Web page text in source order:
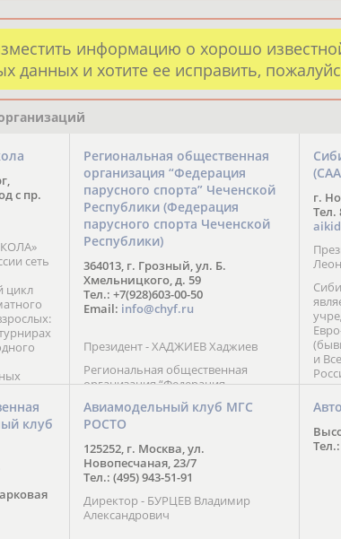
информацию о хорошо
данных и хотите ее исправить,
с пр.
сеть
цикл
уроков
Региональная общественная
организация “Федерация
парусного спорта” Чеченской
Республики (Федерация
парусного спорта Чеченской
Республики)
364013, г. Грозный, ул. Б.
Хмельницкого, д. 59
Тел.: +7(928)603-00-50
Email: info@chyf.ru
Президент - ХАДЖИЕВ Хаджиев
Региональная общественная
организация “Федерация
парусного спорта” Чеченской
Республики начала свою
деятельность в декабре 2016 года.
Миссия федерации состоит в
популяризации парусного спорта,
привлечении и содействии
развитию спорта в этом регионе и
спортсменов на российских и
международных соревнованиях.
г.
Тел.
и
клуб
Авиамодельный клуб МГС
РОСТО
125252, г. Москва, ул.
Новопесчаная, 23/7
Тел.: (495) 943-51-91
Директор - БУРЦЕВ Владимир
Александрович